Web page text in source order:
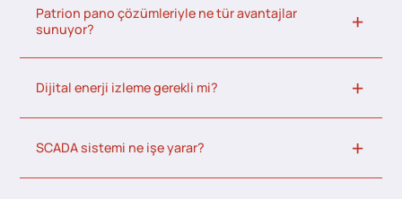
Patrion pano çözümleriyle ne tür avantajlar
sunuyor?
Dijital enerji izleme gerekli mi?
SCADA sistemi ne işe yarar?